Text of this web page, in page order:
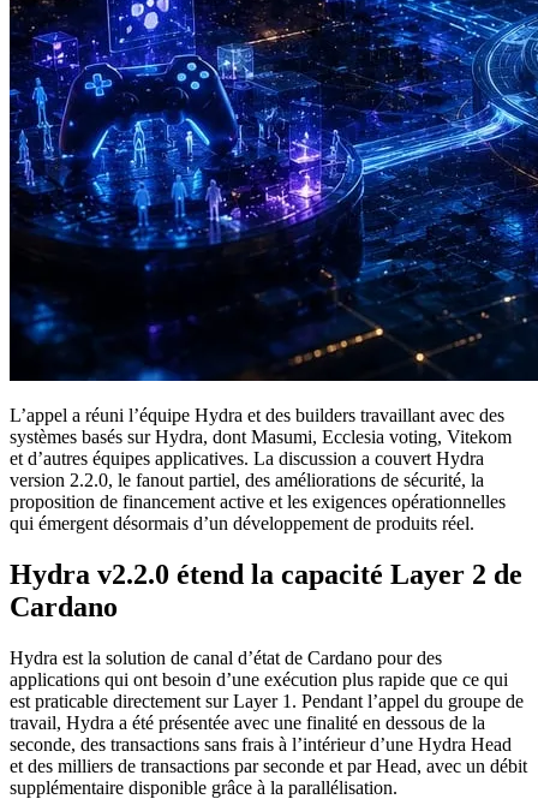
L’appel a réuni l’équipe Hydra et des builders travaillant avec des
systèmes basés sur Hydra, dont Masumi, Ecclesia voting, Vitekom
et d’autres équipes applicatives. La discussion a couvert Hydra
version 2.2.0, le fanout partiel, des améliorations de sécurité, la
proposition de financement active et les exigences opérationnelles
qui émergent désormais d’un développement de produits réel.
Hydra v2.2.0 étend la capacité Layer 2 de
Cardano
Hydra est la solution de canal d’état de Cardano pour des
applications qui ont besoin d’une exécution plus rapide que ce qui
est praticable directement sur Layer 1. Pendant l’appel du groupe de
travail, Hydra a été présentée avec une finalité en dessous de la
seconde, des transactions sans frais à l’intérieur d’une Hydra Head
et des milliers de transactions par seconde et par Head, avec un débit
supplémentaire disponible grâce à la parallélisation.